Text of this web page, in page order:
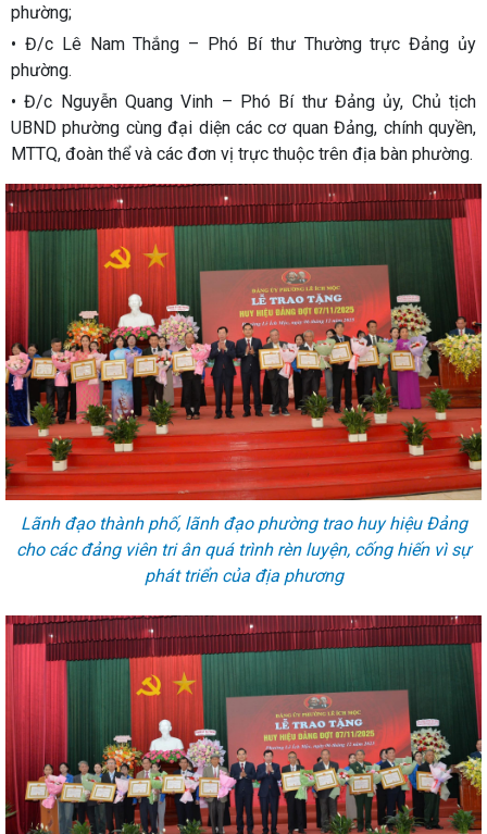
phường;
• Đ/c Lê Nam Thắng – Phó Bí thư Thường trực Đảng ủy
phường.
• Đ/c Nguyễn Quang Vinh – Phó Bí thư Đảng ủy, Chủ tịch
UBND phường cùng đại diện các cơ quan Đảng, chính quyền,
MTTQ, đoàn thể và các đơn vị trực thuộc trên địa bàn phường.
Lãnh đạo thành phố, lãnh đạo phường trao huy hiệu Đảng
cho các đảng viên tri ân quá trình rèn luyện, cống hiến vì sự
phát triển của địa phương